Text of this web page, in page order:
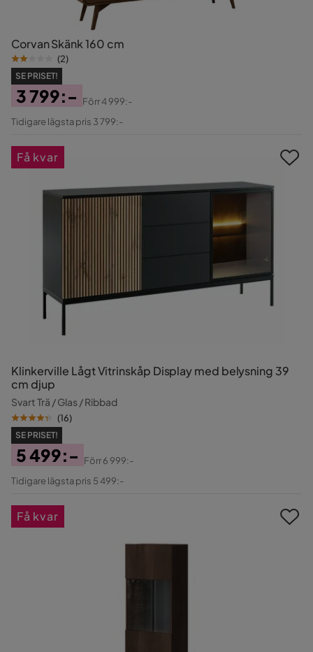
Corvan Skänk 160 cm
(2)
SE PRISET!
Pris
3 799:-
Original
Förr4 999:-
Tidigare lägsta pris 3 799:-
Klinkerville Lågt Vitrinskåp Display med belysning 39
cm djup
Svart Trä / Glas / Ribbad
(16)
SE PRISET!
Pris
5 499:-
Original
Förr6 999:-
Tidigare lägsta pris 5 499:-
Få kvar
Få kvar